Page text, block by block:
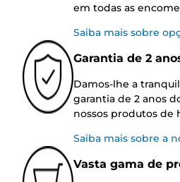
em todas as
Saiba mais sobre
Garantia de 2
Damos-lhe a
garantia de 2 anos
nossos produtos de
Saiba mais sobre a
Vasta gama de